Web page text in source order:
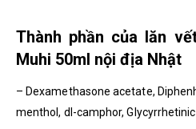
Thành phần của lăn
Muhi 50ml nội địa Nhật
– Dexamethasone acetate,
menthol, dl-camphor,